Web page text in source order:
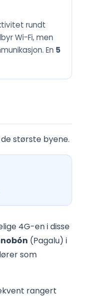
rundt
Wi-Fi, men
En 5
største byene.
4G-en i disse
(Pagalu) i
som
rangert